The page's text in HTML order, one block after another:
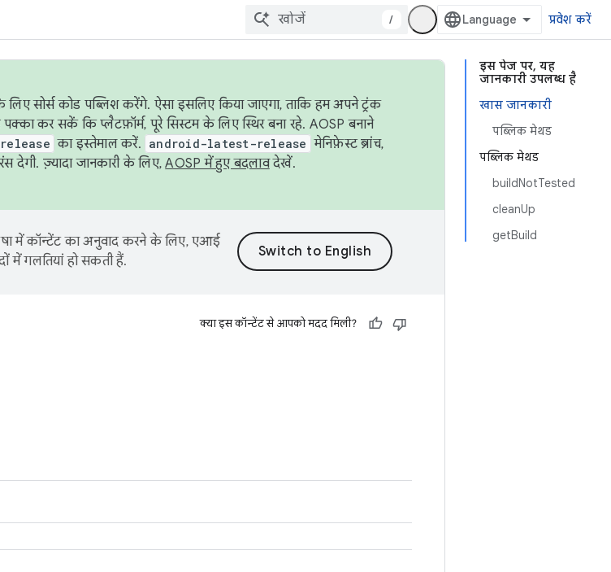
/ प्रवेश करें
इस पेज पर, यह
जानकारी उपलब्ध है
खास जानकारी
पब्लिक मेथड
पब्लिक मेथड
buildNotTested
cleanUp
getBuild
सोर्स कोड पब्लिश करेंगे. ऐसा इसलिए किया जाएगा, ताकि हम अपने ट्रंक
कर सकें कि प्लैटफ़ॉर्म, पूरे सिस्टम के लिए स्थिर बना रहे. AOSP बनाने
का इस्तेमाल करें. android-latest-release मेनिफ़ेस्ट ब्रांच,
देगी. ज़्यादा जानकारी के लिए,AOSP में हुए बदलावदेखें.
में कॉन्टेंट का अनुवाद करने के लिए, एआई
में गलतियां हो सकती हैं.
क्या इस कॉन्टेंट से आपको मदद मिली?